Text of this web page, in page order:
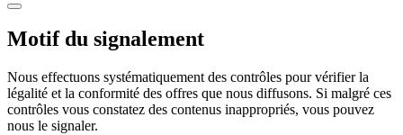
Motif du signalement
Nous effectuons systématiquement des contrôles pour vérifier la
légalité et la conformité des offres que nous diffusons. Si malgré ces
contrôles vous constatez des contenus inappropriés, vous pouvez
nous le signaler.